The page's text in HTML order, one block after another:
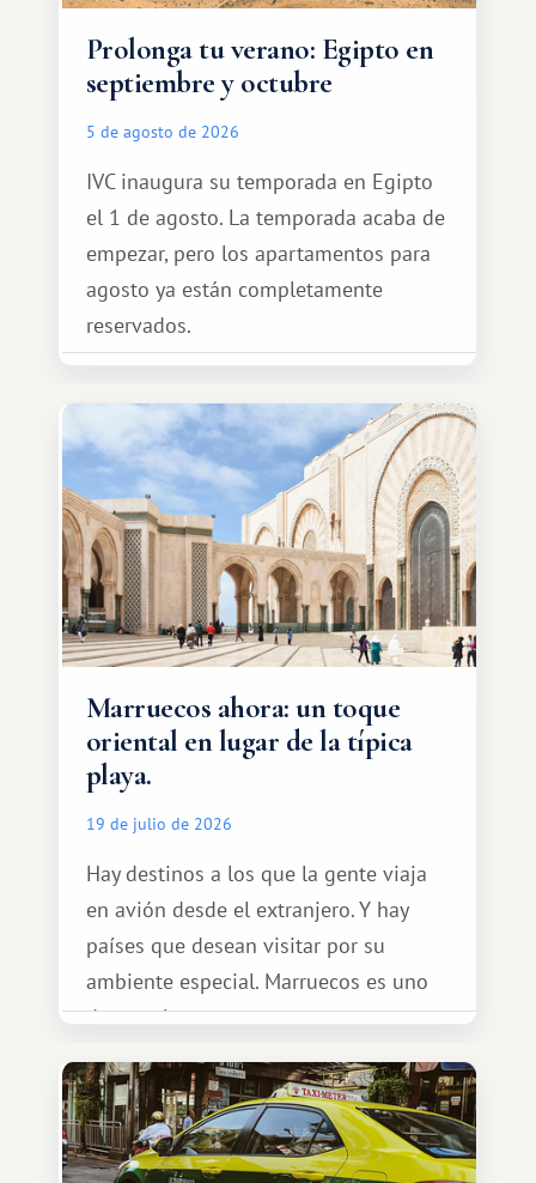
Prolonga tu verano: Egipto en
septiembre y octubre
5 de agosto de 2026
IVC inaugura su temporada en Egipto
el 1 de agosto. La temporada acaba de
empezar, pero los apartamentos para
agosto ya están completamente
reservados.
Marruecos ahora: un toque
oriental en lugar de la típica
playa.
19 de julio de 2026
Hay destinos a los que la gente viaja
en avión desde el extranjero. Y hay
países que desean visitar por su
ambiente especial. Marruecos es uno
de esos lugares.